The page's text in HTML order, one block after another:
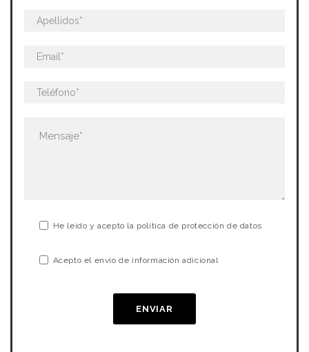
He leido y acepto la política de protección de datos
Acepto el envío de información adicional